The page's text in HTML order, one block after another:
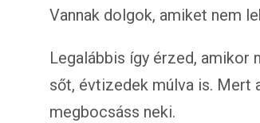
Vannak dolgok, amiket nem
Legalábbis így érzed, amikor
sőt, évtizedek múlva is. Mert
megbocsáss neki.